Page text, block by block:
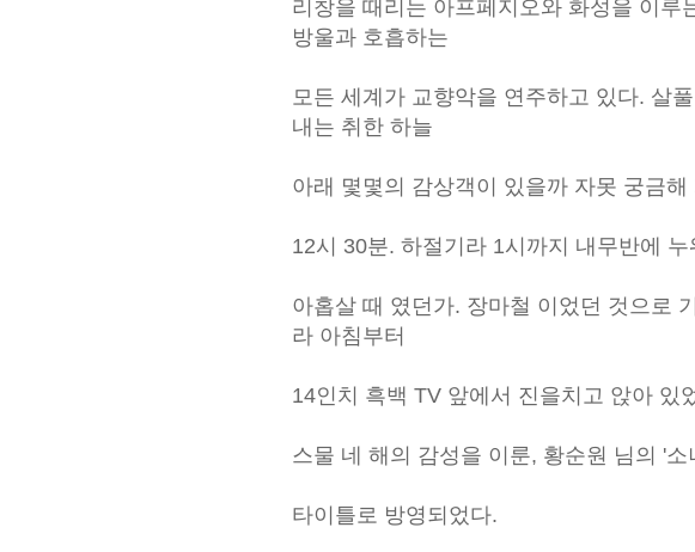
리창을 때리는 아프페지오와 화성을 이루
방울과 호흡하는
모든 세계가 교향악을 연주하고 있다. 살
내는 취한 하늘
아래 몇몇의 감상객이 있을까 자못 궁금해
12시 30분. 하절기라 1시까지 내무반에
아홉살 때 였던가. 장마철 이었던 것으로
라 아침부터
14인치 흑백 TV 앞에서 진을치고 앉아 있
스물 네 해의 감성을 이룬, 황순원 님의 '
타이틀로 방영되었다.